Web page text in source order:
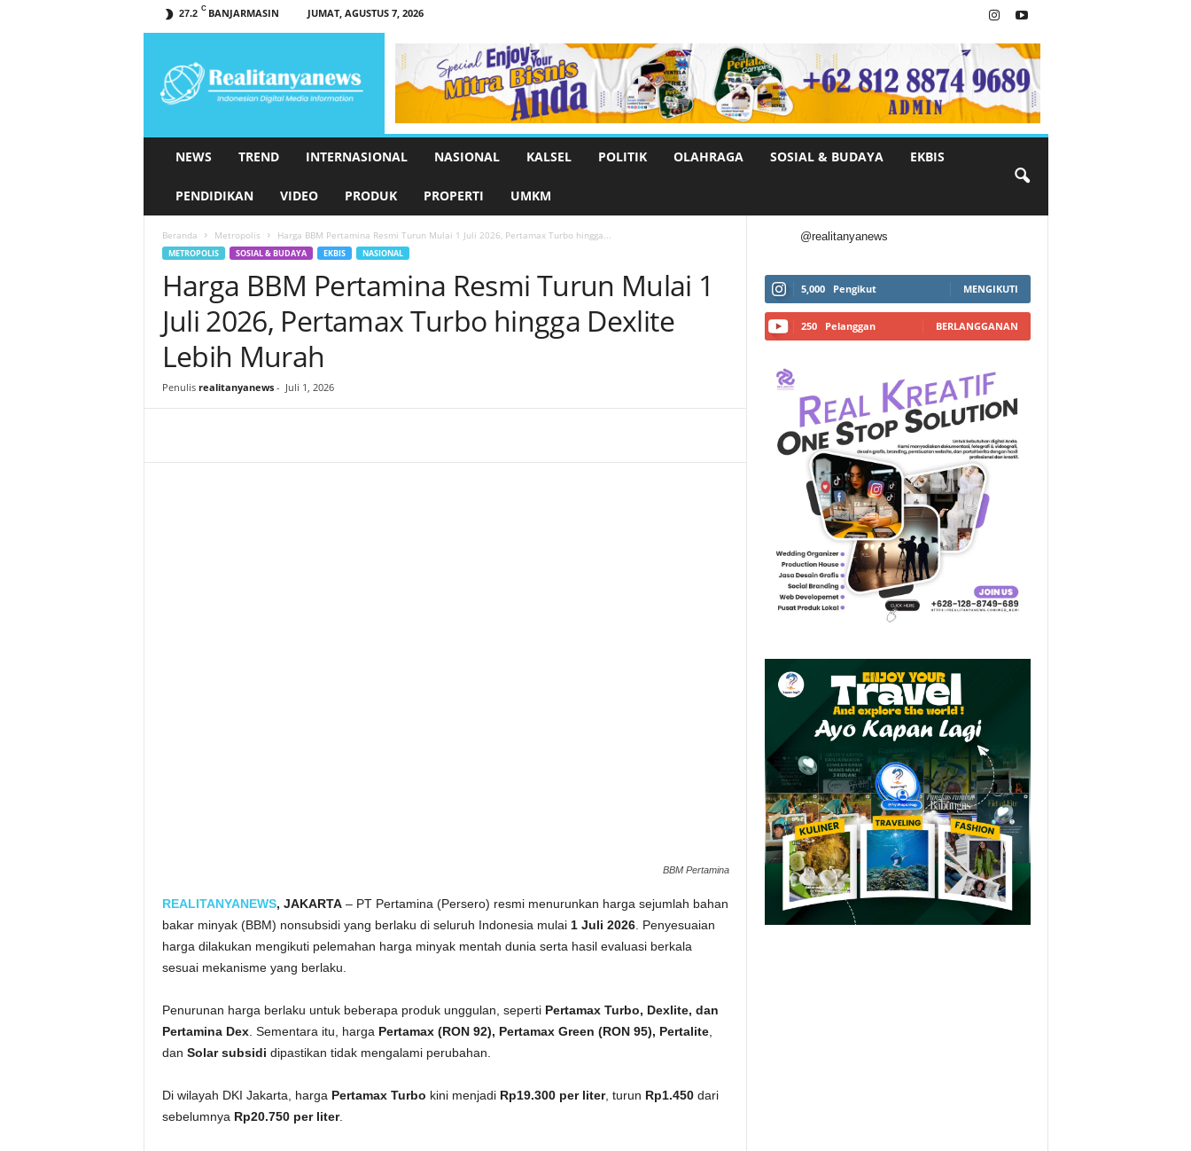
27.2 C BANJARMASIN JUMAT, AGUSTUS 7, 2026
t
NEWS TREND INTERNASIONAL NASIONAL KALSEL POLITIK OLAHRAGA SOSIAL & BUDAYA EKBIS
PENDIDIKAN VIDEO PRODUK PROPERTI UMKM
Beranda Metropolis Harga BBM Pertamina Resmi Turun Mulai 1 Juli 2026, Pertamax Turbo hingga...
METROPOLIS SOSIAL & BUDAYA EKBIS NASIONAL
Harga BBM Pertamina Resmi Turun Mulai 1
Juli 2026, Pertamax Turbo hingga Dexlite
Lebih Murah
Penulis realitanyanews- Juli 1, 2026
BBM Pertamina
REALITANYANEWS, JAKARTA– PT Pertamina (Persero) resmi menurunkan harga sejumlah bahan
bakar minyak (BBM) nonsubsidi yang berlaku di seluruh Indonesia mulai 1 Juli 2026. Penyesuaian
harga dilakukan mengikuti pelemahan harga minyak mentah dunia serta hasil evaluasi berkala
sesuai mekanisme yang berlaku.
Penurunan harga berlaku untuk beberapa produk unggulan, seperti Pertamax Turbo, Dexlite, dan
Pertamina Dex. Sementara itu, harga Pertamax (RON 92), Pertamax Green (RON 95), Pertalite,
dan Solar subsidi dipastikan tidak mengalami perubahan.
Di wilayah DKI Jakarta, harga Pertamax Turbo kini menjadi Rp19.300 per liter, turun Rp1.450dari
sebelumnya Rp20.750 per liter.
@realitanyanews
5,000 Pengikut MENGIKUTI
250 Pelanggan BERLANGGANAN